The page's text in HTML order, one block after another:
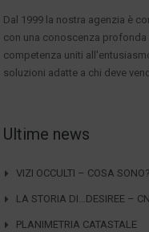
Dal 1999 la nostra agenzia è
con una conoscenza
competenza uniti
soluzioni adatte a chi deve
Ultime news
VIZI OCCULTI – COSA SONO?
LA STORIA DI…DESIREE –
PLANIMETRIA CATASTALE